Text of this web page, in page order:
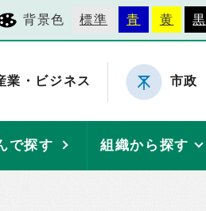
背景色 標準 青 黄 黒
業・ビジネス 市政
で探す 組織から探す